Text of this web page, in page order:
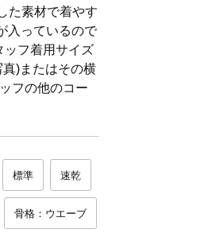
た素材で着やす
入っているので
ッフ着用サイズ
)またはその横
フの他のコー
標準 速乾
骨格：ウエーブ